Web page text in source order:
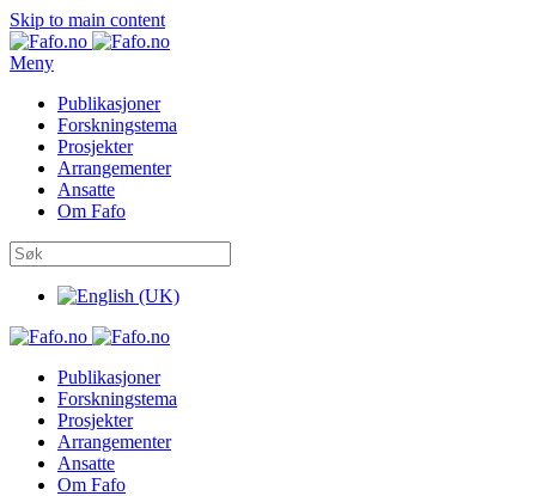
Skip to main content
Meny
Publikasjoner
Forskningstema
Prosjekter
Arrangementer
Ansatte
Om Fafo
Publikasjoner
Forskningstema
Prosjekter
Arrangementer
Ansatte
Om Fafo